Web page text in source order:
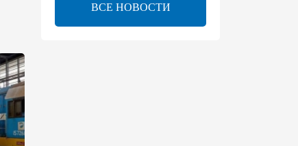
взаимном выделении
образовательных квот между
ВСЕ НОВОСТИ